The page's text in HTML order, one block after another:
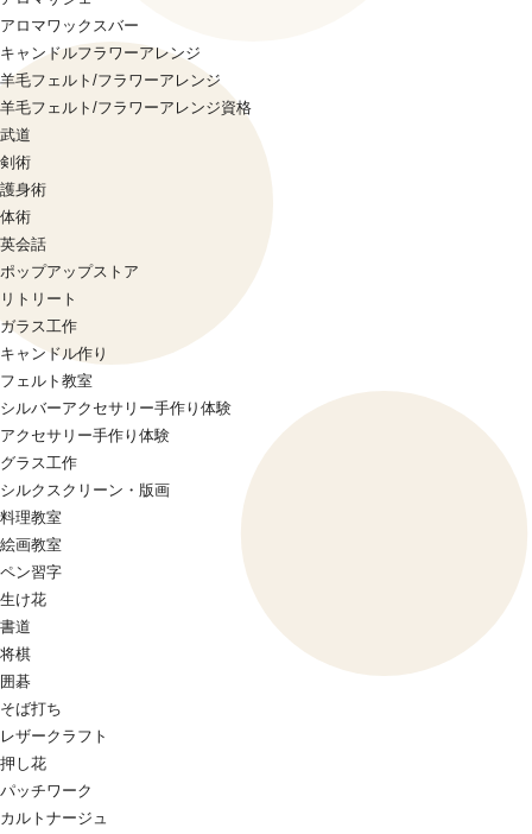
アロマワックスバー
キャンドルフラワーアレンジ
羊毛フェルト/フラワーアレンジ
羊毛フェルト/フラワーアレンジ資格
武道
剣術
護身術
体術
英会話
ポップアップストア
リトリート
ガラス工作
キャンドル作り
フェルト教室
シルバーアクセサリー手作り体験
アクセサリー手作り体験
グラス工作
シルクスクリーン・版画
料理教室
絵画教室
ペン習字
生け花
書道
将棋
囲碁
そば打ち
レザークラフト
押し花
パッチワーク
カルトナージュ